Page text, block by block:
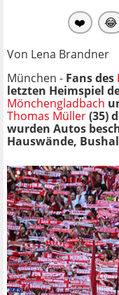
❤️ 😂
Von Lena Brandner
München - Fans des
letzten Heimspiel
Mönchengladbach
Thomas Müller(35)
wurden Autos
Hauswände,